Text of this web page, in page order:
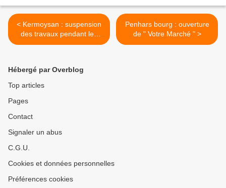
< Kermoysan : suspension
des travaux pendant les
fêtes
Penhars bourg : ouverture
de " Votre Marché " >
Hébergé par Overblog
Top articles
Pages
Contact
Signaler un abus
C.G.U.
Cookies et données personnelles
Préférences cookies